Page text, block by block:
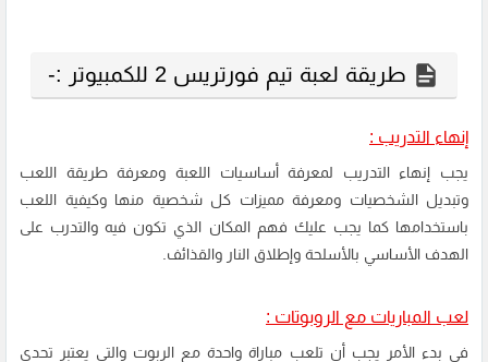
طريقة لعبة تيم فورتريس 2 للكمبيوتر :-
إنهاء التدريب :
يجب إنهاء التدريب لمعرفة أساسيات اللعبة ومعرفة طريقة اللعب
وتبديل الشخصيات ومعرفة مميزات كل شخصية منها وكيفية اللعب
باستخدامها كما يجب عليك فهم المكان الذي تكون فيه والتدرب على
الهدف الأساسي بالأسلحة وإطلاق النار والقذائف.
لعب المباريات مع الروبوتات :
في بدء الأمر يجب أن تلعب مباراة واحدة مع الربوت والتى يعتبر تحدى